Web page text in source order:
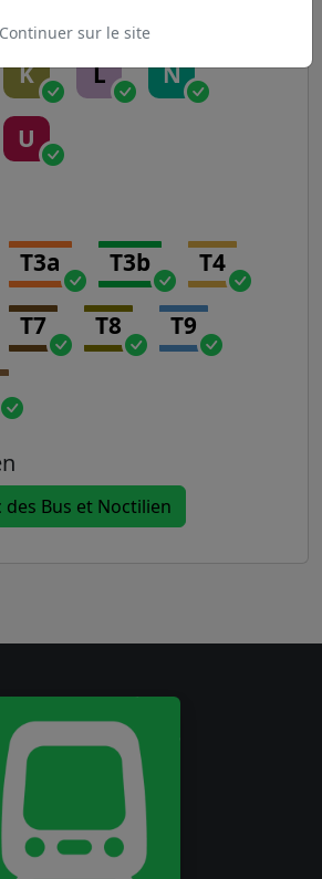
K L N
U
T3a T3b T4
T7 T8 T9
Bus et Noctilien
Continuer sur le site